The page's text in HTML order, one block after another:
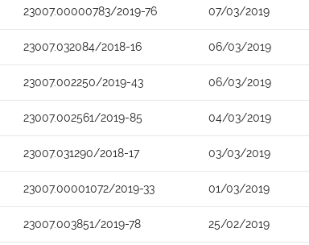
23007.00000783/2019-76 07/03/2019
23007.032084/2018-16 06/03/2019
23007.002250/2019-43 06/03/2019
23007.002561/2019-85 04/03/2019
23007.031290/2018-17 03/03/2019
23007.00001072/2019-33 01/03/2019
23007.003851/2019-78 25/02/2019